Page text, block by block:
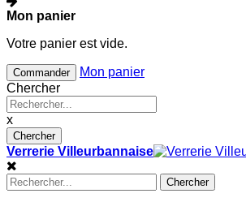
Mon panier
Votre panier est vide.
Commander
Mon panier
Chercher
x
Chercher
Verrerie Villeurbannaise
Chercher